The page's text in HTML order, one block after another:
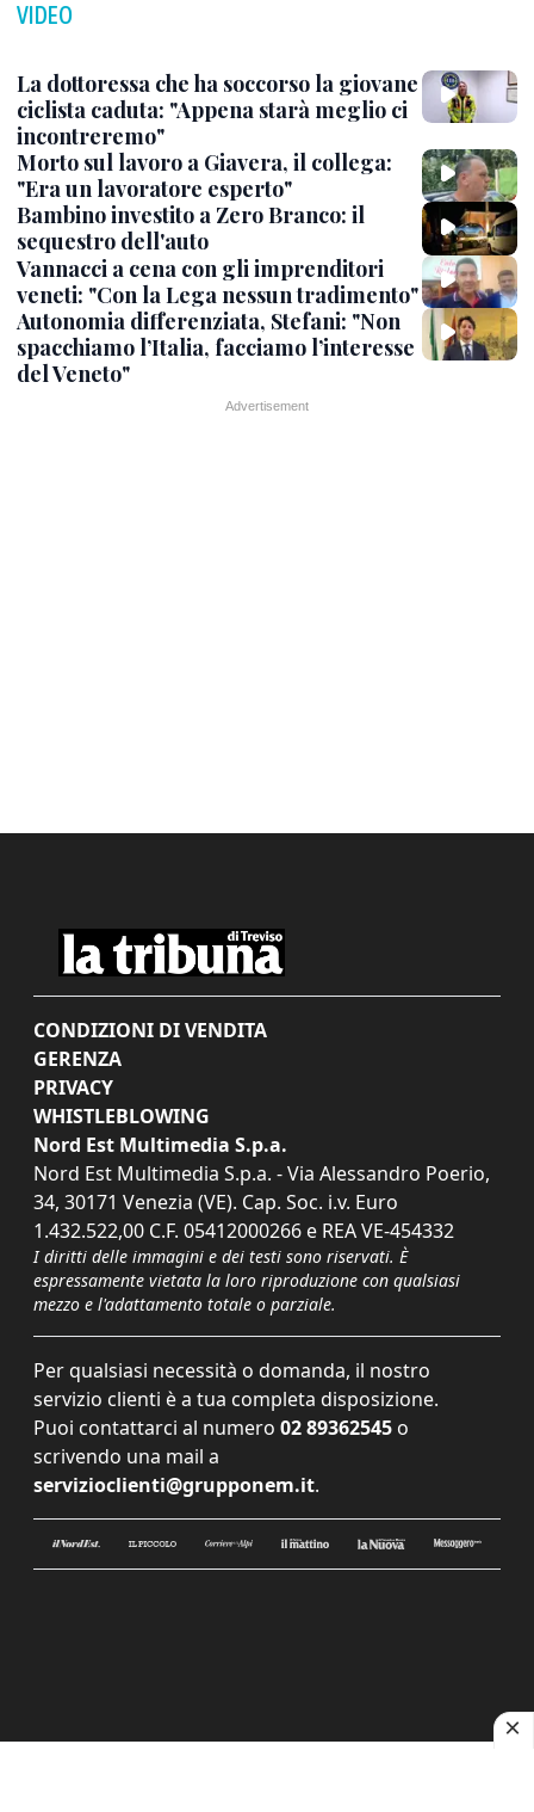
VIDEO
La dottoressa che ha soccorso la giovane
ciclista caduta: "Appena starà meglio ci
incontreremo"
Morto sul lavoro a Giavera, il collega:
"Era un lavoratore esperto"
Bambino investito a Zero Branco: il
sequestro dell'auto
Vannacci a cena con gli imprenditori
veneti: "Con la Lega nessun tradimento"
Autonomia differenziata, Stefani: "Non
spacchiamo l’Italia, facciamo l’interesse
del Veneto"
CONDIZIONI DI VENDITA
GERENZA
PRIVACY
WHISTLEBLOWING
Nord Est Multimedia S.p.a.
Nord Est Multimedia S.p.a. - Via Alessandro Poerio,
34, 30171 Venezia (VE). Cap. Soc. i.v. Euro
1.432.522,00 C.F. 05412000266 e REA VE-454332
I diritti delle immagini e dei testi sono riservati. È
espressamente vietata la loro riproduzione con qualsiasi
mezzo e l'adattamento totale o parziale.
Per qualsiasi necessità o domanda, il nostro
servizio clienti è a tua completa disposizione.
Puoi contattarci al numero 02 89362545 o
scrivendo una mail a
servizioclienti@grupponem.it.